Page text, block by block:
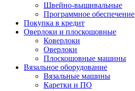
Швейно-вышивальные
Программное обеспечение
Покупка в кредит
Оверлоки и плоскошовные
Коверлоки
Оверлоки
Плоскошовные машины
Вязальное оборудование
Вязальные машины
Каретки и ПО